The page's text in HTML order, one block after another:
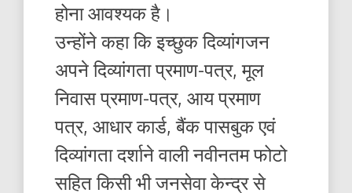
होना आवश्यक है।
उन्होंने कहा कि इच्छुक दिव्यांगजन
अपने दिव्यांगता प्रमाण-पत्र, मूल
निवास प्रमाण-पत्र, आय प्रमाण
पत्र, आधार कार्ड, बैंक पासबुक एवं
दिव्यांगता दर्शाने वाली नवीनतम फोटो
सहित किसी भी जनसेवा केन्द्र से